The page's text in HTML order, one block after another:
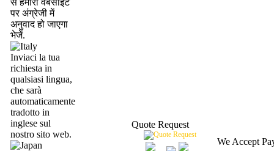
से हमारी वेबसाइट
पर अंग्रेजी में
अनुवाद हो जाएगा
भेजें.
Inviaci la tua
richiesta in
qualsiasi lingua,
che sarà
automaticamente
tradotto in
inglese sul
nostro sito web.
Quote Request
We Accept